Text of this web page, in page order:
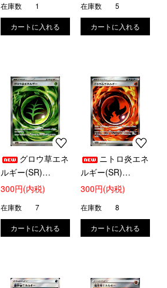
在庫数 1 在庫数 5
グロウ草エネ
ルギー(SR)
(104/076)
300円(内税)
在庫数 7
ニトロ炎エネ
ルギー(SR)
(105/076)
300円(内税)
在庫数 8